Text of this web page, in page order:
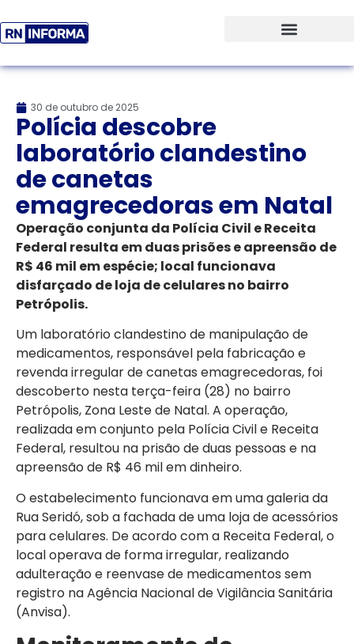
30 de outubro de 2025
Polícia descobre
laboratório clandestino
de canetas
emagrecedoras em Natal
Operação conjunta da Polícia Civil e Receita
Federal resulta em duas prisões e apreensão de
R$ 46 mil em espécie; local funcionava
disfarçado de loja de celulares no bairro
Petrópolis.
Um laboratório clandestino de manipulação de
medicamentos, responsável pela fabricação e
revenda irregular de canetas emagrecedoras, foi
descoberto nesta terça-feira (28) no bairro
Petrópolis, Zona Leste de Natal. A operação,
realizada em conjunto pela Polícia Civil e Receita
Federal, resultou na prisão de duas pessoas e na
apreensão de R$ 46 mil em dinheiro.
O estabelecimento funcionava em uma galeria da
Rua Seridó, sob a fachada de uma loja de acessórios
para celulares. De acordo com a Receita Federal, o
local operava de forma irregular, realizando
adulteração e reenvase de medicamentos sem
registro na Agência Nacional de Vigilância Sanitária
(Anvisa).